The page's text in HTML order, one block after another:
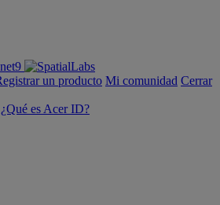
un producto Mi comunidad Cerrar
¿Qué es Acer ID?